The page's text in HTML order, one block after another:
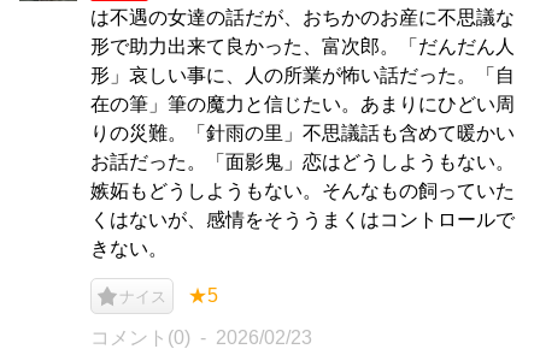
は不遇の女達の話だが、おちかのお産に不思議な
形で助力出来て良かった、富次郎。「だんだん人
形」哀しい事に、人の所業が怖い話だった。「自
在の筆」筆の魔力と信じたい。あまりにひどい周
りの災難。「針雨の里」不思議話も含めて暖かい
お話だった。「面影鬼」恋はどうしようもない。
嫉妬もどうしようもない。そんなもの飼っていた
くはないが、感情をそううまくはコントロールで
きない。
ナイス ★5
コメント(0) 2026/02/23